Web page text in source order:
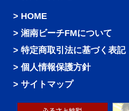
HOME
湘南ビーチFMについて
特定商取引法に基づく表記
個人情報保護方針
サイトマップ